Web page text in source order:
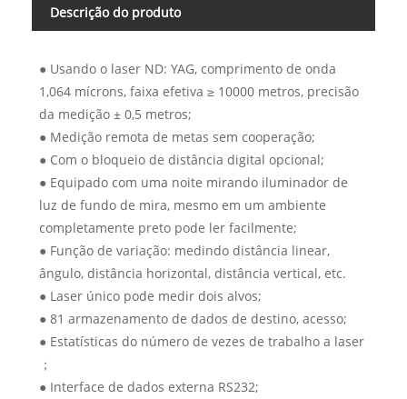
Descrição do produto
● Usando o laser ND: YAG, comprimento de onda
1,064 mícrons, faixa efetiva ≥ 10000 metros, precisão
da medição ± 0,5 metros;
● Medição remota de metas sem cooperação;
● Com o bloqueio de distância digital opcional;
● Equipado com uma noite mirando iluminador de
luz de fundo de mira, mesmo em um ambiente
completamente preto pode ler facilmente;
● Função de variação: medindo distância linear,
ângulo, distância horizontal, distância vertical, etc.
● Laser único pode medir dois alvos;
● 81 armazenamento de dados de destino, acesso;
● Estatísticas do número de vezes de trabalho a laser
；
● Interface de dados externa RS232;